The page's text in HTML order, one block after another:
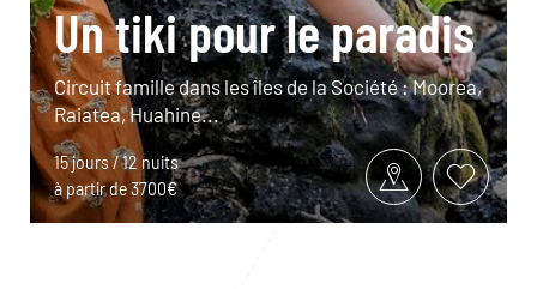
Un tiki pour le paradis
Circuit famille dans les îles de la Société : Moorea,
Raiatea, Huahine...
15 jours / 12 nuits
à partir de 3700€